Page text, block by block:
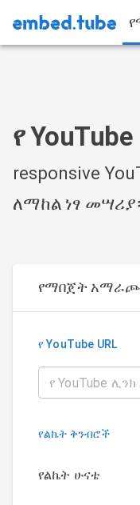
የ
responsive
ለማከል ነፃ
የማበጀት
የ YouTube URL
የልኬት ቅንብሮች
የልኬት ሁናቴ